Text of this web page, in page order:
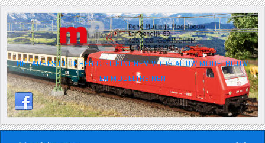
HÉT ADRES IN DE REGIO GORINCHEM VOOR AL UW MODELBOUW
EN MODELTREINEN